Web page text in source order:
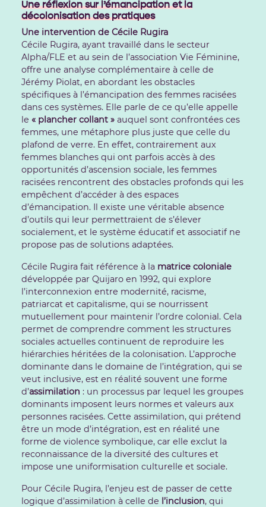
Une réflexion sur l’émancipation et la
décolonisation des pratiques
Une intervention de Cécile Rugira
Cécile Rugira, ayant travaillé dans le secteur
Alpha/FLE et au sein de l’association Vie Féminine,
offre une analyse complémentaire à celle de
Jérémy Piolat, en abordant les obstacles
spécifiques à l’émancipation des femmes racisées
dans ces systèmes. Elle parle de ce qu’elle appelle
le « plancher collant » auquel sont confrontées ces
femmes, une métaphore plus juste que celle du
plafond de verre. En effet, contrairement aux
femmes blanches qui ont parfois accès à des
opportunités d’ascension sociale, les femmes
racisées rencontrent des obstacles profonds qui les
empêchent d’accéder à des espaces
d’émancipation. Il existe une véritable absence
d’outils qui leur permettraient de s’élever
socialement, et le système éducatif et associatif ne
propose pas de solutions adaptées.
Cécile Rugira fait référence à la matrice coloniale
développée par Quijaro en 1992, qui explore
l’interconnexion entre modernité, racisme,
patriarcat et capitalisme, qui se nourrissent
mutuellement pour maintenir l’ordre colonial. Cela
permet de comprendre comment les structures
sociales actuelles continuent de reproduire les
hiérarchies héritées de la colonisation. L’approche
dominante dans le domaine de l’intégration, qui se
veut inclusive, est en réalité souvent une forme
d’assimilation : un processus par lequel les groupes
dominants imposent leurs normes et valeurs aux
personnes racisées. Cette assimilation, qui prétend
être un mode d’intégration, est en réalité une
forme de violence symbolique, car elle exclut la
reconnaissance de la diversité des cultures et
impose une uniformisation culturelle et sociale.
Pour Cécile Rugira, l’enjeu est de passer de cette
logique d’assimilation à celle de l’inclusion, qui